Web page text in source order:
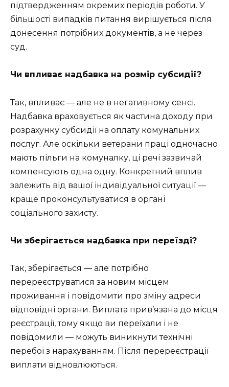
підтвердженням окремих періодів роботи. У
більшості випадків питання вирішується після
донесення потрібних документів, а не через
суд.
Чи впливає надбавка на розмір субсидії?
Так, впливає — але не в негативному сенсі.
Надбавка враховується як частина доходу при
розрахунку субсидії на оплату комунальних
послуг. Але оскільки ветерани праці одночасно
мають пільги на комуналку, ці речі зазвичай
компенсують одна одну. Конкретний вплив
залежить від вашої індивідуальної ситуації —
краще проконсультуватися в органі
соціального захисту.
Чи зберігається надбавка при переїзді?
Так, зберігається — але потрібно
перереєструватися за новим місцем
проживання і повідомити про зміну адреси
відповідні органи. Виплата прив’язана до місця
реєстрації, тому якщо ви переїхали і не
повідомили — можуть виникнути технічні
перебої з нарахуванням. Після перереєстрації
виплати відновлюються.